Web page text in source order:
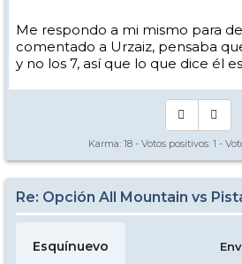
Me respondo a mi mismo para
comentado a Urzaiz, pensaba
y no los 7, así que lo que dice él
Karma: 18 - Votos positivos: 1 -
Re: Opción All Mountain vs
Esquínuevo